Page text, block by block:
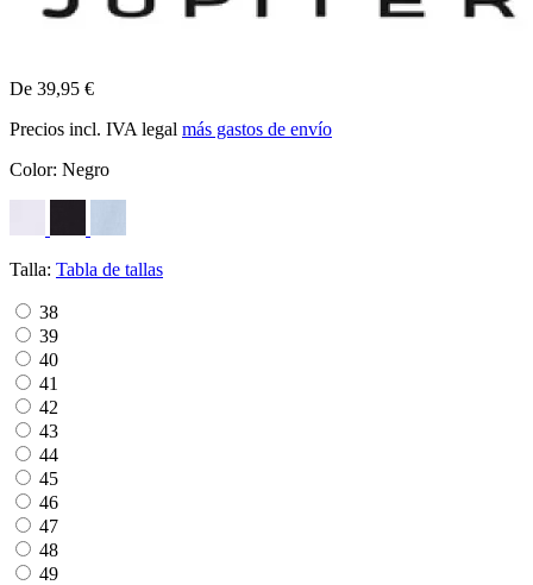
De 39,95 €
Precios incl. IVA legal más gastos de envío
Color: Negro
Talla: Tabla de tallas
38
39
40
41
42
43
44
45
46
47
48
49